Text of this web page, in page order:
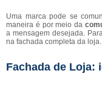
Uma marca pode se
maneira é por meio da
a mensagem desejada.
na fachada completa da loja.
Fachada de Loja: